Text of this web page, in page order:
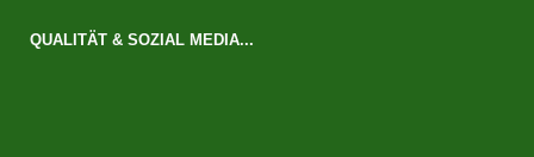
QUALITÄT & SOZIAL MEDIA...